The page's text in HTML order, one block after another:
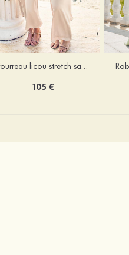
Fourreau licou stretch satin longueur cheville robe de demoiselle d'honneur
105 €